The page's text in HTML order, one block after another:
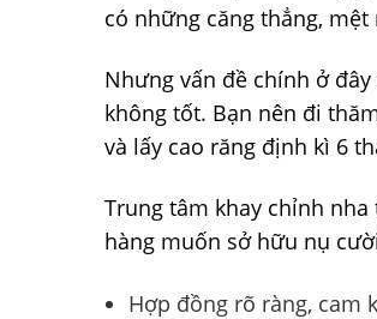
có những căng thẳng,
Nhưng vấn đề chính ở
không tốt. Bạn nên đi
và lấy cao răng định kì 6
Trung tâm khay chỉnh
hàng muốn sở hữu nụ
Hợp đồng rõ ràng, cam